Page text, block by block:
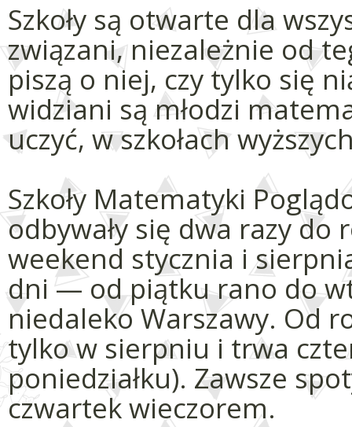
Szkoły są otwarte dla
związani, niezależnie od
piszą o niej, czy tylko się
widziani są młodzi
uczyć, w szkołach
Szkoły Matematyki
odbywały się dwa razy
weekend stycznia i
dni — od piątku rano do
niedaleko Warszawy. Od
tylko w sierpniu i trwa
poniedziałku). Zawsze
czwartek wieczorem.